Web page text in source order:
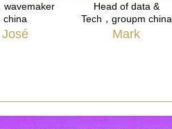
wavemaker
china
José
Head of data &
Tech，groupm china
Mark